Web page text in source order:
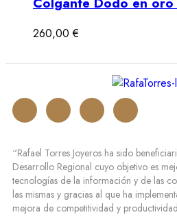
260,00€
“Rafael Torres Joyeros ha sido
Desarrollo Regional cuyo objetivo es
tecnologías de la información y de las
las mismas y gracias al que ha
mejora de competitividad y